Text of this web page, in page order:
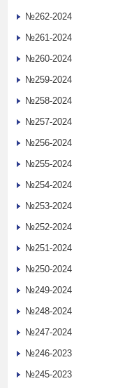
№262-2024
№261-2024
№260-2024
№259-2024
№258-2024
№257-2024
№256-2024
№255-2024
№254-2024
№253-2024
№252-2024
№251-2024
№250-2024
№249-2024
№248-2024
№247-2024
№246-2023
№245-2023